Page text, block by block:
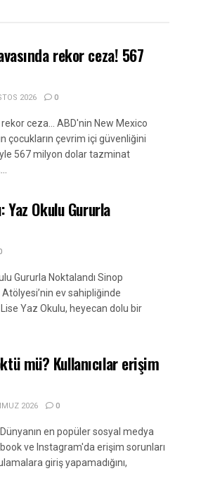
rekor ceza! 567
2026 0
ceza... ABD'nin New Mexico
çocukların çevrim içi güvenliğini
567 milyon dolar tazminat
Yaz Okulu Gururla
Gururla Noktalandı Sinop
ev sahipliğinde
Yaz Okulu, heyecan dolu bir
mü? Kullanıcılar erişim
2026 0
en popüler sosyal medya
ve Instagram'da erişim sorunları
giriş yapamadığını,